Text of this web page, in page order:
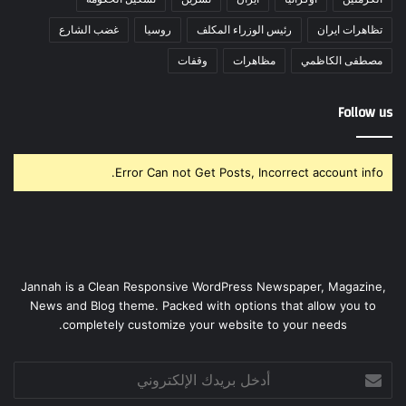
تظاهرات ايران رئيس الوزراء المكلف روسيا غضب الشارع
مصطفى الكاظمي مظاهرات وقفات
Follow us
Error Can not Get Posts, Incorrect account info.
Jannah is a Clean Responsive WordPress Newspaper, Magazine,
News and Blog theme. Packed with options that allow you to
completely customize your website to your needs.
بريدك